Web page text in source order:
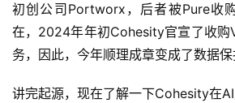
初创公司Portworx，后者被Pure收
在，2024年年初Cohesity官宣了收购
务，因此，今年顺理成章变成了数据保
讲完起源，现在了解一下Cohesity在